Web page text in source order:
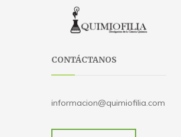
CONTÁCTANOS
informacion@quimiofilia.com